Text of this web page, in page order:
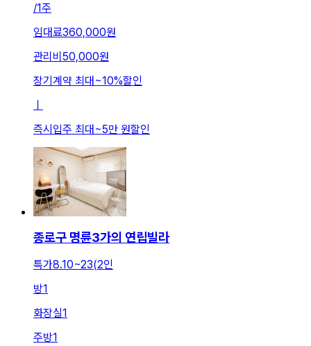
/1주
임대료360,000원
관리비 50,000원
장기계약 최대~10%할인
ㅣ
즉시입주 최대~5만 원할인
종로구 명륜3가의 연립빌라
특가8.10~23(2인
방1
화장실1
주방1